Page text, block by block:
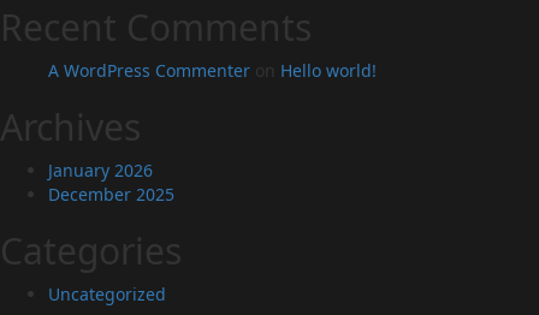
Recent Comments
A WordPress Commenter on Hello world!
Archives
January 2026
December 2025
Categories
Uncategorized